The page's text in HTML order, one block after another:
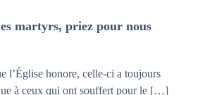
martyrs, priez pour nous
l’Église honore, celle-ci a toujours
à ceux qui ont souffert pour le […]